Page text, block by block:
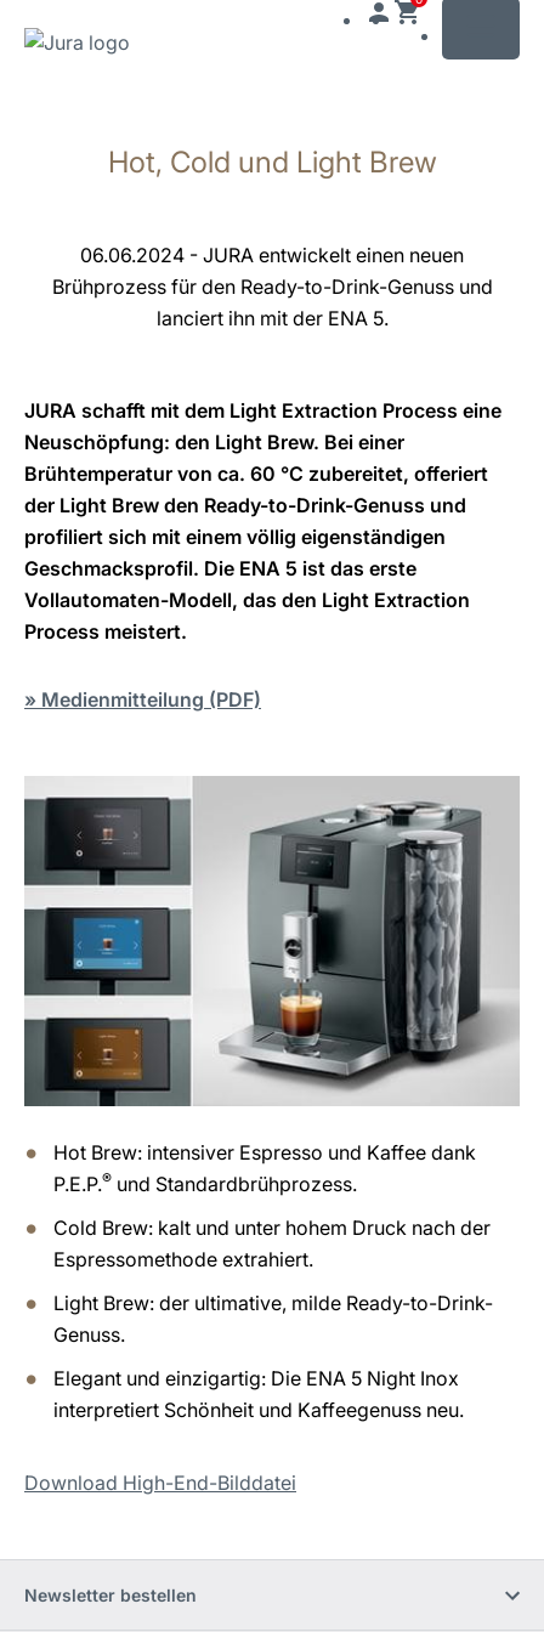
wechseln
Hot, Cold und Light Brew
06.06.2024 - JURA entwickelt einen neuen
Brühprozess für den Ready-to-Drink-Genuss und
lanciert ihn mit der ENA 5.
JURA schafft mit dem Light Extraction Process eine
Neuschöpfung: den Light Brew. Bei einer
Brühtemperatur von ca. 60 °C zubereitet, offeriert
der Light Brew den Ready-to-Drink-Genuss und
profiliert sich mit einem völlig eigenständigen
Geschmacksprofil. Die ENA 5 ist das erste
Vollautomaten-Modell, das den Light Extraction
Process meistert.
» Medienmitteilung (PDF)
Hot Brew: intensiver Espresso und Kaffee dank
P.E.P.® und Standardbrühprozess.
Cold Brew: kalt und unter hohem Druck nach der
Espressomethode extrahiert.
Light Brew: der ultimative, milde Ready-to-Drink-
Genuss.
Elegant und einzigartig: Die ENA 5 Night Inox
interpretiert Schönheit und Kaffeegenuss neu.
Download High-End-Bilddatei
Newsletter bestellen